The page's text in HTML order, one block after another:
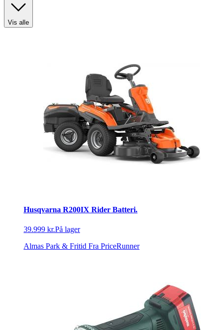
Vis alle
Husqvarna R200IX Rider Batteri.
39.999 kr.På lager
Almas Park & Fritid Fra PriceRunner